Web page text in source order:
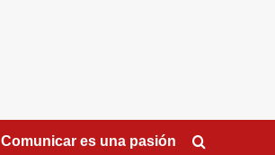
Comunicar es una pasión